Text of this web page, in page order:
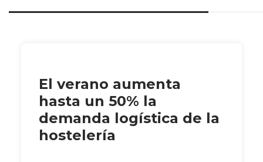
El verano aumenta
hasta un 50% la
demanda logística de la
hostelería